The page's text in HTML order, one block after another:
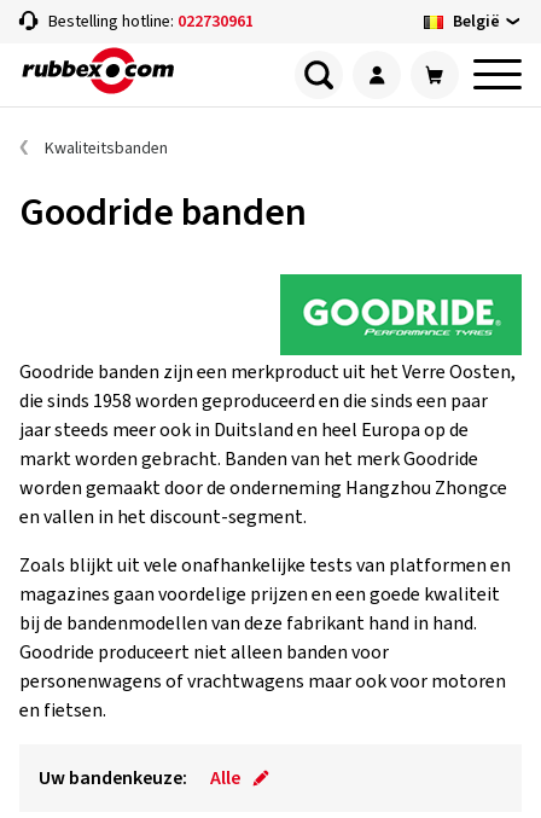
Bestelling hotline: 022730961 België
Kwaliteitsbanden
Goodride banden
Goodride banden zijn een merkproduct uit het Verre Oosten,
die sinds 1958 worden geproduceerd en die sinds een paar
jaar steeds meer ook in Duitsland en heel Europa op de
markt worden gebracht. Banden van het merk Goodride
worden gemaakt door de onderneming Hangzhou Zhongce
en vallen in het discount-segment.
Zoals blijkt uit vele onafhankelijke tests van platformen en
magazines gaan voordelige prijzen en een goede kwaliteit
bij de bandenmodellen van deze fabrikant hand in hand.
Goodride produceert niet alleen banden voor
personenwagens of vrachtwagens maar ook voor motoren
en fietsen.
Uw bandenkeuze: Alle